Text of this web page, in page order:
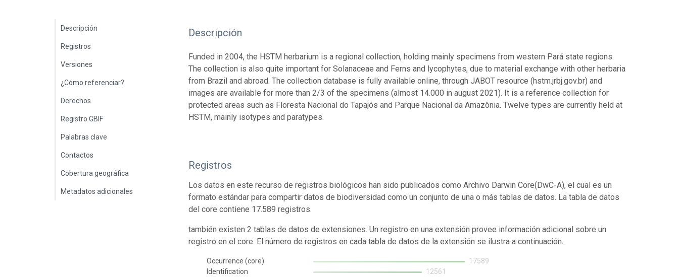
Descripción
Registros
Versiones
¿Cómo referenciar?
Derechos
Registro GBIF
Palabras clave
Contactos
Cobertura geográfica
Metadatos adicionales
Descripción
Funded in 2004, the HSTM herbarium is a regional collection, holding mainly specimens from western Pará state regions.
The collection is also quite important for Solanaceae and Ferns and lycophytes, due to material exchange with other herbaria
from Brazil and abroad. The collection database is fully available online, through JABOT resource (hstm.jrbj.gov.br) and
images are available for more than 2/3 of the specimens (almost 14.000 in august 2021). It is a reference collection for
protected areas such as Floresta Nacional do Tapajós and Parque Nacional da Amazônia. Twelve types are currently held at
HSTM, mainly isotypes and paratypes.
Registros
Los datos en este recurso de registros biológicos han sido publicados como Archivo Darwin Core(DwC-A), el cual es un
formato estándar para compartir datos de biodiversidad como un conjunto de una o más tablas de datos. La tabla de datos
del core contiene 17.589 registros.
también existen 2 tablas de datos de extensiones. Un registro en una extensión provee información adicional sobre un
registro en el core. El número de registros en cada tabla de datos de la extensión se ilustra a continuación.
Occurrence (core)
17589
Identification
12561